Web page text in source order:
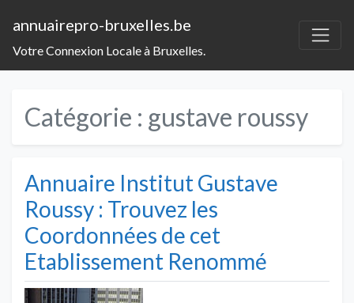
annuairepro-bruxelles.be
Votre Connexion Locale à Bruxelles.
Catégorie : gustave roussy
Annuaire Institut Gustave
Roussy : Trouvez les
Coordonnées de cet
Etablissement Renommé